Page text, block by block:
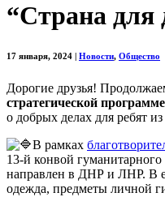
“Страна для
17 января, 2024 Новости, Общество
Дорогие друзья!
стратегической
о добрых делах для ребят
В рамках
13-й конвой
направлен в ДНР и ЛНР. В
одежда, предметы личной